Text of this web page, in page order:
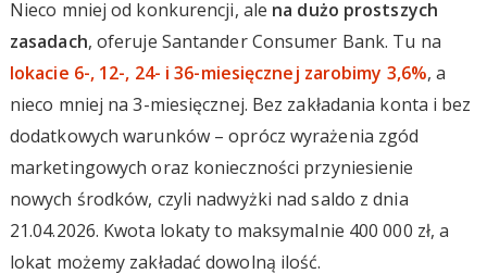
Nieco mniej od konkurencji, ale na dużo prostszych
zasadach, oferuje Santander Consumer Bank. Tu na
lokacie 6-, 12-, 24- i 36-miesięcznej zarobimy 3,6%, a
nieco mniej na 3-miesięcznej. Bez zakładania konta i bez
dodatkowych warunków – oprócz wyrażenia zgód
marketingowych oraz konieczności przyniesienie
nowych środków, czyli nadwyżki nad saldo z dnia
21.04.2026. Kwota lokaty to maksymalnie 400 000 zł, a
lokat możemy zakładać dowolną ilość.